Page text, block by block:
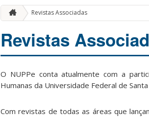
Revistas Associadas
Revistas
O NUPPe conta atualmente com a
Humanas da Universidade Federal de Santa
Com revistas de todas as áreas que